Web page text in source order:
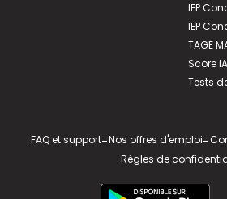
IEP
IEP
TAGE
Score
Tests
FAQ et support-Nos offres d'emploi-
Règles de